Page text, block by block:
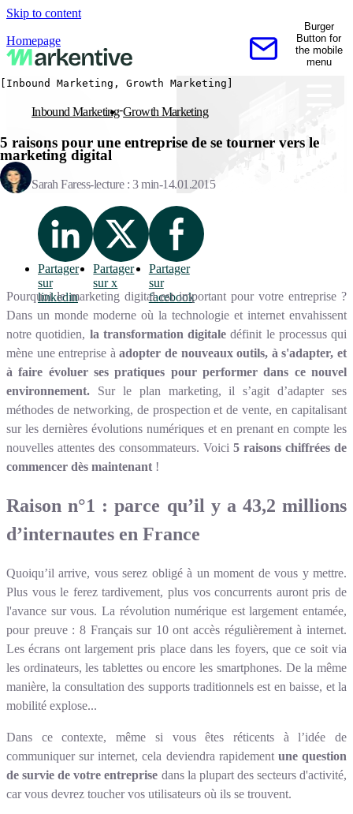
Skip to content
Homepage
Contactez-nous
Burger
Button for
the mobile
menu
[Inbound Marketing, Growth Marketing]
Inbound Marketing Growth Marketing
5 raisons pour une entreprise de se tourner vers le
marketing digital
Sarah Faress lecture : 3 min 14.01.2015
Partager
sur
linkedin
Partager
sur x
Partager
sur
facebook
Pourquoi le marketing digital est important pour votre entreprise ?
Dans un monde moderne où la technologie et internet envahissent
notre quotidien, la transformation digitaledéfinit le processus qui
mène une entreprise à adopter de nouveaux outils, à s'adapter, et
à faire évoluer ses pratiques pour performer dans ce nouvel
environnement.
Sur le plan marketing, il s’agit d’adapter ses
méthodes de networking, de prospection et de vente, en capitalisant
sur les dernières évolutions numériques et en prenant en compte les
nouvelles attentes des consommateurs. Voici 5 raisons chiffrées de
commencer dès maintenant !
Raison n°1 : parce qu’il y a 43,2 millions
d’internautes en France
Quoiqu’il arrive, vous serez obligé à un moment de vous y mettre.
Plus vous le ferez tardivement, plus vos concurrents auront pris de
l'avance sur vous. La révolution numérique est largement entamée,
pour preuve : 8 Français sur 10 ont accès régulièrement à internet.
Les écrans ont largement pris place dans les foyers, que ce soit via
les ordinateurs, les tablettes ou encore les smartphones. De la même
manière, la consultation des supports traditionnels est en baisse, et la
mobilité explose...
Dans ce contexte, même si vous êtes réticents à l’idée de
communiquer sur internet, cela deviendra rapidement une question
de survie de votre entreprise dans la plupart des secteurs d'activité,
car vous devrez toucher vos utilisateurs où ils se trouvent.